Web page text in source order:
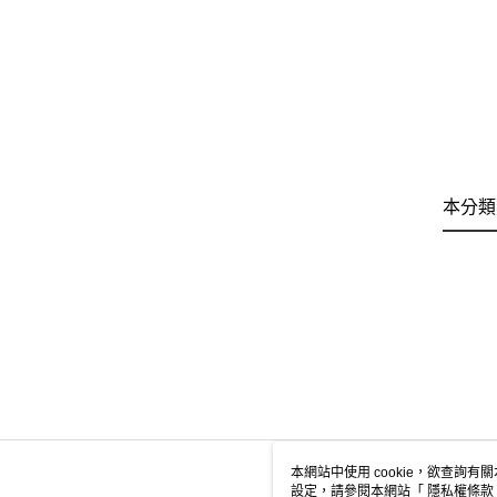
本分
本網站中使用 cookie，欲查詢有
設定，請參閱本網站「 隱私權條款